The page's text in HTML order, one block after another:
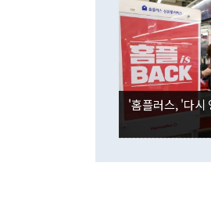
'홈플러스, '다시